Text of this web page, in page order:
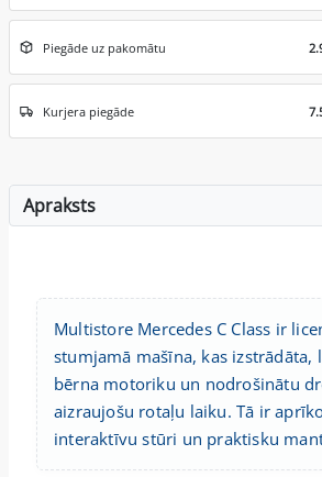
Piegāde uz pakomātu
Kurjera piegāde
Apraksts
Multistore Mercedes C Class ir
stumjamā mašīna, kas izstrādāta,
bērna motoriku un nodrošinātu
aizraujošu rotaļu laiku. Tā ir
interaktīvu stūri un praktisku